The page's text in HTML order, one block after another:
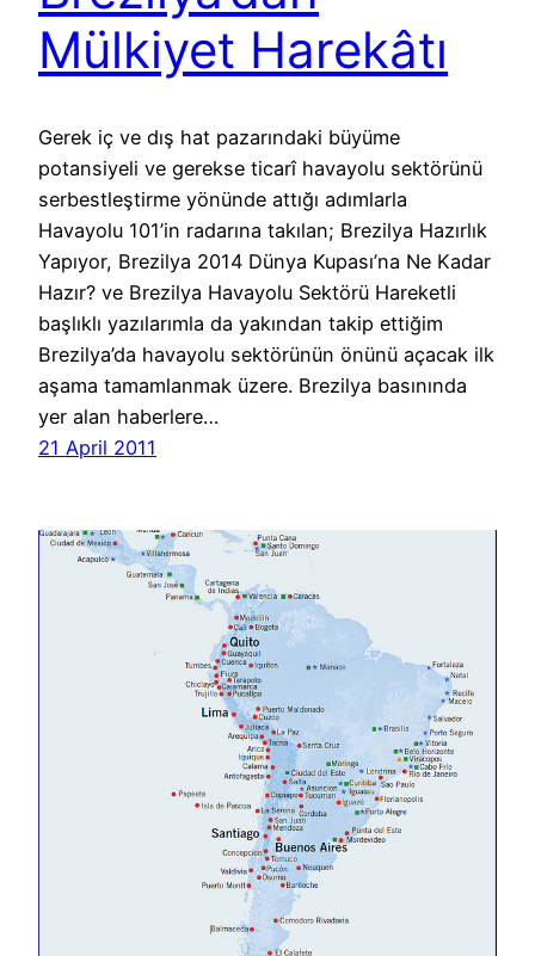
Mülkiyet Harekâtı
Gerek iç ve dış hat pazarındaki büyüme
potansiyeli ve gerekse ticarî havayolu sektörünü
serbestleştirme yönünde attığı adımlarla
Havayolu 101’in radarına takılan; Brezilya Hazırlık
Yapıyor, Brezilya 2014 Dünya Kupası’na Ne Kadar
Hazır? ve Brezilya Havayolu Sektörü Hareketli
başlıklı yazılarımla da yakından takip ettiğim
Brezilya’da havayolu sektörünün önünü açacak ilk
aşama tamamlanmak üzere. Brezilya basınında
yer alan haberlere…
21 April 2011